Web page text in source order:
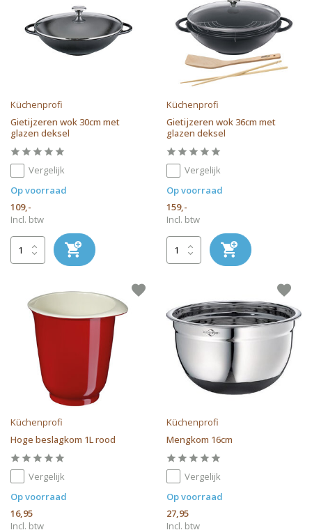
Küchenprofi
Gietijzeren wok 30cm met
glazen deksel
Vergelijk
Op voorraad
109,-
Incl. btw
Küchenprofi
Gietijzeren wok 36cm met
glazen deksel
Vergelijk
Op voorraad
159,-
Incl. btw
Küchenprofi
Hoge beslagkom 1L rood
Vergelijk
Op voorraad
16,95
Incl. btw
Küchenprofi
Mengkom 16cm
Vergelijk
Op voorraad
27,95
Incl. btw